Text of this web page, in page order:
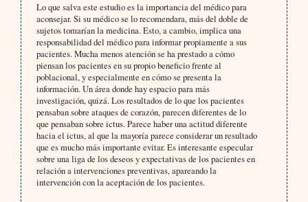
Lo que salva este estudio es la importancia del médico para
aconsejar. Si su médico se lo recomendara, más del doble de
sujetos tomarían la medicina. Esto, a cambio, implica una
responsabilidad del médico para informar propiamente a sus
pacientes. Mucha menos atención se ha prestado a cómo
piensan los pacientes en su propio beneficio frente al
poblacional, y especialmente en cómo se presenta la
información. Un área donde hay espacio para más
investigación, quizá. Los resultados de lo que los pacientes
pensaban sobre ataques de corazón, parecen diferentes de lo
que pensaban sobre ictus. Parece haber una actitud diferente
hacia el ictus, al que la mayoría parece considerar un resultado
que es mucho más importante evitar. Es interesante especular
sobre una liga de los deseos y expectativas de los pacientes en
relación a intervenciones preventivas, apareando la
intervención con la aceptación de los pacientes.